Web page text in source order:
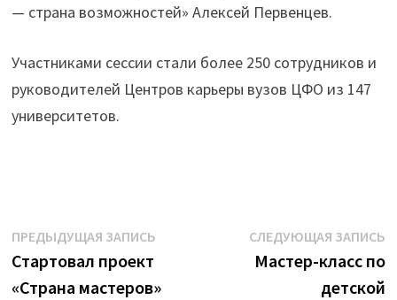
— страна возможностей» Алексей Первенцев.
Участниками сессии стали более 250 сотрудников и
руководителей Центров карьеры вузов ЦФО из 147
университетов.
Навигация
по
ПРЕДЫДУЩАЯ ЗАПИСЬ
Стартовал проект
«Страна мастеров»
СЛЕДУЮЩАЯ ЗАПИСЬ
Мастер-класс по
детской